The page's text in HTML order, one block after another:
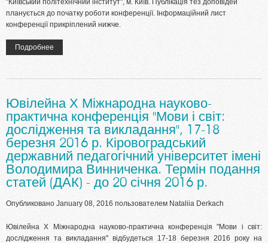
"Київський політехнічний інститут", м. Київ. Публікація тез доповідей
планується до початку роботи конференції. Інформаційний лист
конференції прикріплений нижче.
Подробнее
Ювілейна Х Міжнародна науково-
практична конференція "Мови і світ:
дослідження та викладання", 17-18
березня 2016 р. Кіровоградський
державний педагогічний університет імені
Володимира Винниченка. Термін подання
статей (ДАК) - до 20 січня 2016 р.
Опубликовано January 08, 2016 пользователем Nataliia Derkach
Ювілейна Х Міжнародна науково-практична конференція "Мови і світ:
дослідження та викладання" відбудеться 17-18 березня 2016 року на